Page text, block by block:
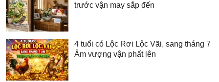
trước vận may sắp đến
4 tuổi có Lộc Rơi Lộc Vãi, sang tháng 7
Âm vượng vận phất lên